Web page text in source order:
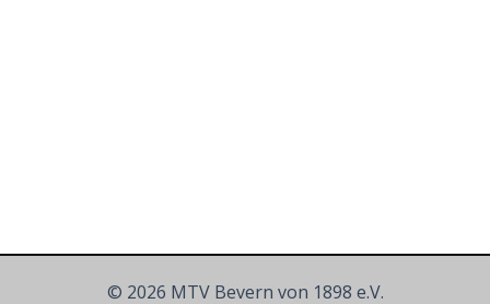
© 2026 MTV Bevern von 1898 e.V.